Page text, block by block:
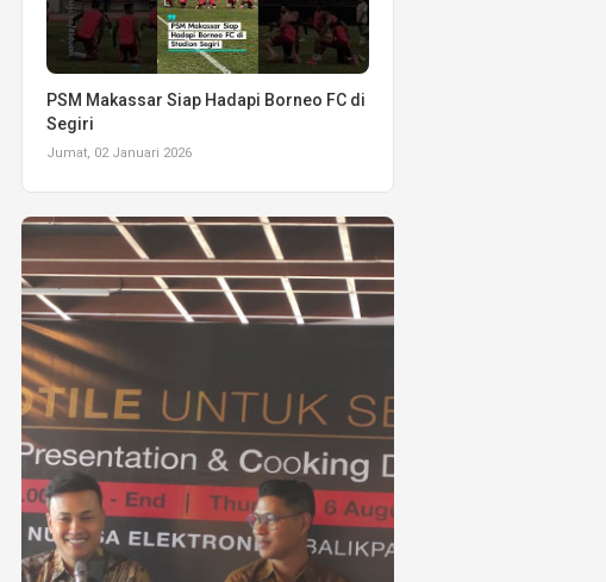
PSM Makassar Siap Hadapi Borneo FC di
Segiri
Jumat, 02 Januari 2026